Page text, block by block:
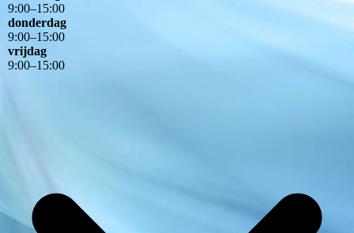
9:00–15:00
donderdag
9:00–15:00
vrijdag
9:00–15:00